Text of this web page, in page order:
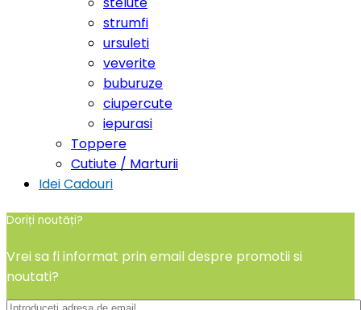
strumfi
ursuleti
veverite
buburuze
ciupercute
iepurasi
Toppere
Cutiute / Marturii
Idei Cadouri
Doriți noutăți?
Vrei sa fi informat prin email despre promotii si
noutati?